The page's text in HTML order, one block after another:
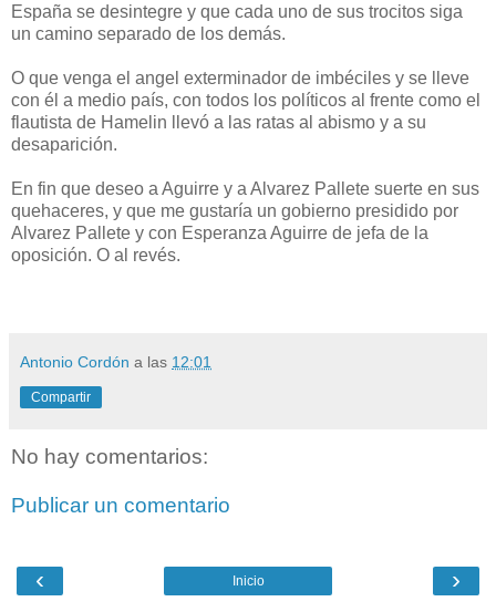
España se desintegre y que cada uno de sus trocitos siga
un camino separado de los demás.
O que venga el angel exterminador de imbéciles y se lleve
con él a medio país, con todos los políticos al frente como el
flautista de Hamelin llevó a las ratas al abismo y a su
desaparición.
En fin que deseo a Aguirre y a Alvarez Pallete suerte en sus
quehaceres, y que me gustaría un gobierno presidido por
Alvarez Pallete y con Esperanza Aguirre de jefa de la
oposición. O al revés.
Antonio Cordón a las 12:01
Compartir
No hay comentarios:
Publicar un comentario
‹ ›
Inicio